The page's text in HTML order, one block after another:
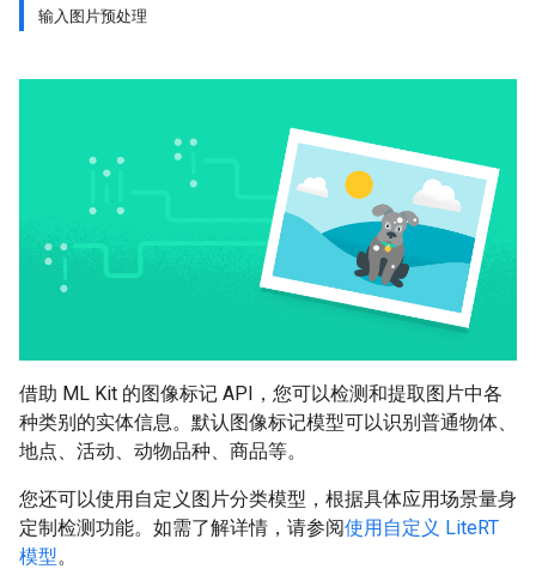
输入图片预处理
借助 ML Kit 的图像标记 API，您可以检测和提取图片中各
种类别的实体信息。默认图像标记模型可以识别普通物体、
地点、活动、动物品种、商品等。
您还可以使用自定义图片分类模型，根据具体应用场景量身
定制检测功能。如需了解详情，请参阅使用自定义 LiteRT
模型。